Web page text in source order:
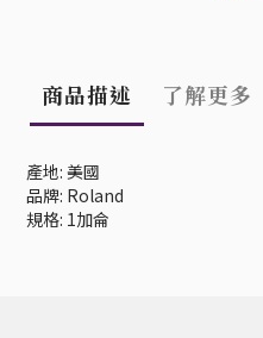
商品描述 了解更多
產地: 美國
品牌: Roland
規格: 1加侖